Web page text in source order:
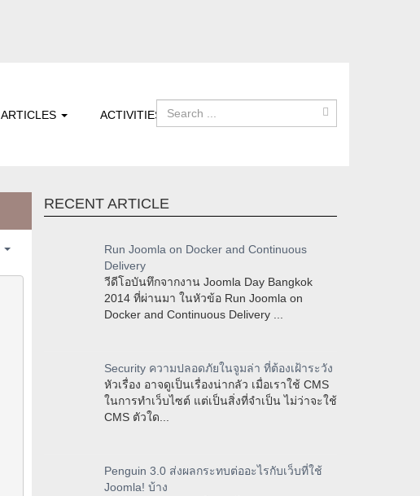
ARTICLES ACTIVITIES
RECENT ARTICLE
Run Joomla on Docker and Continuous
Delivery
วีดีโอบันทึกจากงาน Joomla Day Bangkok
2014 ที่ผ่านมา ในหัวข้อ Run Joomla on
Docker and Continuous Delivery ...
Security ความปลอดภัยในจูมล่า ที่ต้องเฝ้าระวัง
หัวเรื่อง อาจดูเป็นเรื่องน่ากลัว เมื่อเราใช้ CMS
ในการทำเว็บไซต์ แต่เป็นสิ่งที่จำเป็น ไม่ว่าจะใช้
CMS ตัวใด...
Penguin 3.0 ส่งผลกระทบต่ออะไรกับเว็บที่ใช้
Joomla! บ้าง